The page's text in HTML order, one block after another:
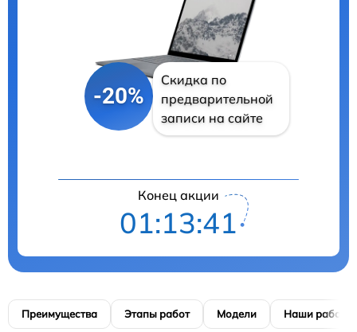
-20%
Скидка по
предварительной
записи на сайте
Конец акции
01:13:40
Преимущества Этапы работ Модели Наши работы